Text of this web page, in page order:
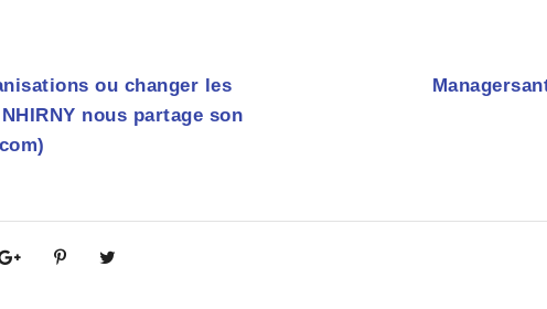
ou changer les
nous partage son